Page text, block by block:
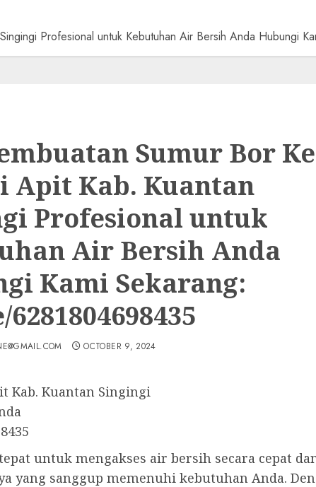
Profesional untuk Kebutuhan Air Bersih Anda Hubungi
Sumur Bor
Apit Kab. Kuantan
Profesional untuk
Air Bersih Anda
Kami Sekarang:
OCTOBER 9, 2024
Kab. Kuantan Singingi
untuk mengakses air bersih secara cepat
yang sanggup memenuhi kebutuhan Anda.